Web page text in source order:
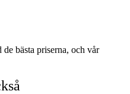
bästa priserna, och vår